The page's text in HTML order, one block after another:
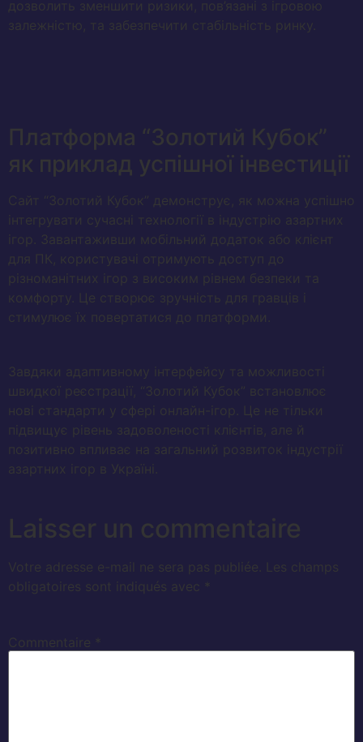
дозволить зменшити ризики, пов’язані з ігровою
залежністю, та забезпечити стабільність ринку.
Платформа “Золотий Кубок”
як приклад успішної інвестиції
Сайт “Золотий Кубок” демонструє, як можна успішно
інтегрувати сучасні технології в індустрію азартних
ігор. Завантаживши мобільний додаток або клієнт
для ПК, користувачі отримують доступ до
різноманітних ігор з високим рівнем безпеки та
комфорту. Це створює зручність для гравців і
стимулює їх повертатися до платформи.
Завдяки адаптивному інтерфейсу та можливості
швидкої реєстрації, “Золотий Кубок” встановлює
нові стандарти у сфері онлайн-ігор. Це не тільки
підвищує рівень задоволеності клієнтів, але й
позитивно впливає на загальний розвиток індустрії
азартних ігор в Україні.
Laisser un commentaire
Votre adresse e-mail ne sera pas publiée. Les champs
obligatoires sont indiqués avec
Commentaire